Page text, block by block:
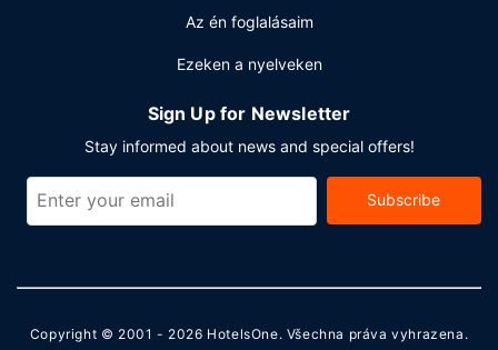
Az én foglalásaim
Ezeken a nyelveken
Sign Up for Newsletter
Stay informed about news and special offers!
Subscribe
Copyright © 2001 - 2026 HotelsOne. Všechna práva vyhrazena.